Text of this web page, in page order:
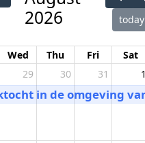
2026
today
Wed Thu Fri Sat
in de omgeving
29 30 31 1